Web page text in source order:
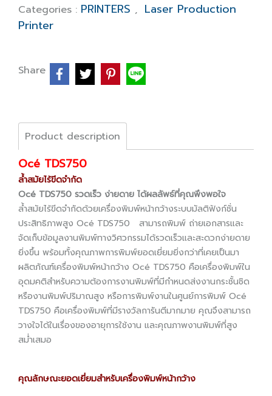
Categories : PRINTERS , Laser Production
Printer
Share
Product description
Océ TDS750
ล้ำสมัยไร้ขีดจำกัด
Océ TDS750 รวดเร็ว ง่ายดาย ได้ผลลัพธ์ที่คุณพึงพอใจ
ล้ำสมัยไร้ขีดจำกัดด้วยเครื่องพิมพ์หน้ากว้างระบบมัลติฟังก์ชั่น
ประสิทธิภาพสูง Océ TDS750 สามารถพิมพ์ ถ่ายเอกสารและ
จัดเก็บข้อมูลงานพิมพ์ทางวิศวกรรมได้รวดเร็วและสะดวกง่ายดาย
ยิ่งขึ้น พร้อมทั้งคุณภาพการพิมพ์ยอดเยี่ยมยิ่งกว่าที่เคยเป็นมา
ผลิตภัณฑ์เครื่องพิมพ์หน้ากว้าง Océ TDS750 คือเครื่องพิมพ์ใน
อุดมคติสำหรับความต้องการงานพิมพ์ที่มีกำหนดส่งงานกระชั้นชิด
หรืองานพิมพ์ปริมาณสูง หรือการพิมพ์งานในศูนย์การพิมพ์ Océ
TDS750 คือเครื่องพิมพ์ที่มีรางวัลการันตีมากมาย คุณจึงสามารถ
วางใจได้ในเรื่องของอายุการใช้งาน และคุณภาพงานพิมพ์ที่สูง
สม่ำเสมอ
คุณลักษณะยอดเยี่ยมสำหรับเครื่องพิมพ์หน้ากว้าง